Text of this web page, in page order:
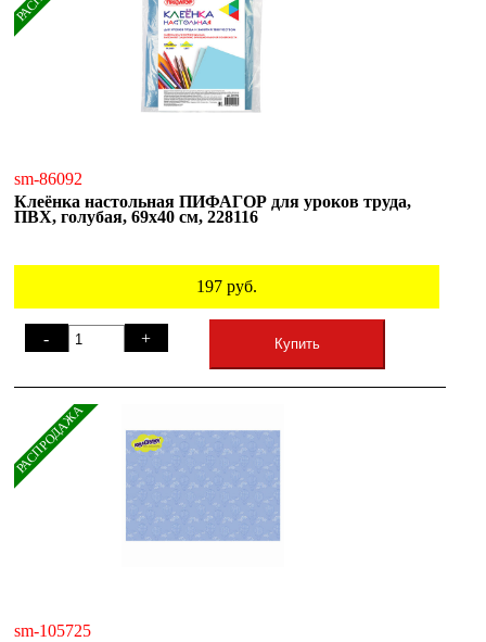
sm-86092
Клеёнка настольная ПИФАГОР для уроков труда,
ПВХ, голубая, 69х40 см, 228116
197 руб.
- + Купить
РАСПРОДАЖА
sm-105725